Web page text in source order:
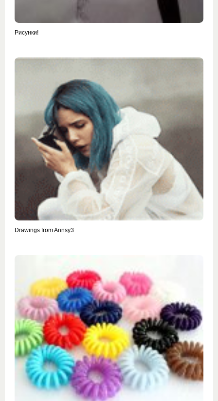
Рисунки!
Drawings from Annsy3